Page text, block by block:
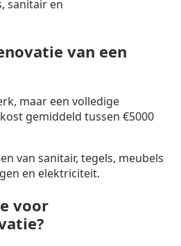
sanitair en
van een
maar een volledige
kost gemiddeld tussen €5000
van sanitair, tegels, meubels
en elektriciteit.
voor